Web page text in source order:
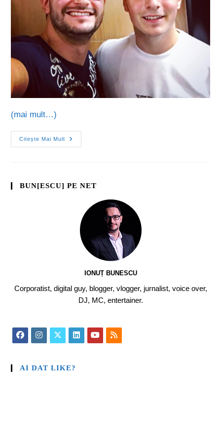
(mai mult…)
Citește Mai Mult
BUN[ESCU] PE NET
IONUȚ BUNESCU
Corporatist, digital guy, blogger, vlogger, jurnalist, voice over,
DJ, MC, entertainer.
AI DAT LIKE?